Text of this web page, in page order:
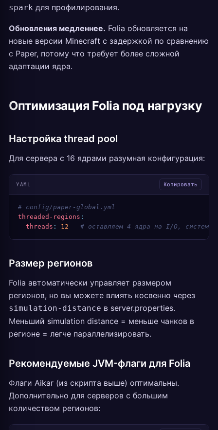
spark для профилирования.
Обновления медленнее. Folia обновляется на
новые версии Minecraft с задержкой по сравнению
с Paper, потому что требует более сложной
адаптации ядра.
Оптимизация Folia под нагрузку
Настройка thread pool
Для сервера с 16 ядрами разумная конфигурация:
YAML Копировать
# config/paper-global.yml
threaded-regions :
  threads
: 12
# оставляем 4 ядра на I/O, систему,
Размер регионов
Folia автоматически управляет размером
регионов, но вы можете влиять косвенно через
simulation-distance в server.properties.
Меньший simulation distance = меньше чанков в
регионе = легче параллелизировать.
Рекомендуемые JVM-флаги для Folia
Флаги Aikar (из скрипта выше) оптимальны.
Дополнительно для серверов с большим
количеством регионов: